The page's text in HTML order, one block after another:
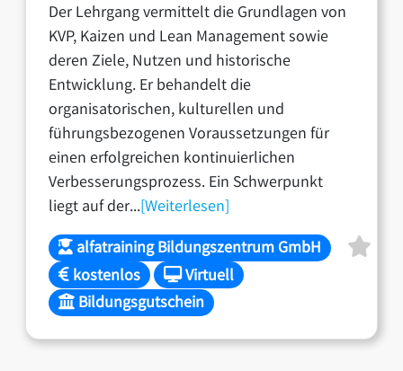
Der Lehrgang vermittelt die Grundlagen von
KVP, Kaizen und Lean Management sowie
deren Ziele, Nutzen und historische
Entwicklung. Er behandelt die
organisatorischen, kulturellen und
führungsbezogenen Voraussetzungen für
einen erfolgreichen kontinuierlichen
Verbesserungsprozess. Ein Schwerpunkt
liegt auf der...[Weiterlesen]
alfatraining Bildungszentrum GmbH
kostenlos
Virtuell
Bildungsgutschein